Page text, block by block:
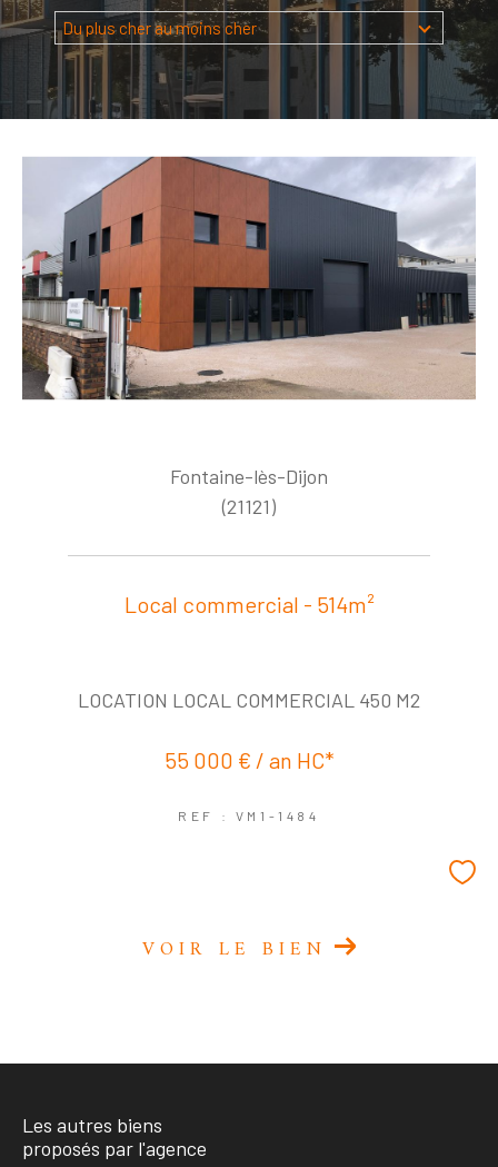
Du plus cher au moins cher
Fontaine-lès-Dijon
(21121)
Local commercial - 514m²
LOCATION LOCAL COMMERCIAL 450 M2
55 000 € / an HC*
REF : VM1-1484
VOIR LE BIEN
Les autres biens
proposés par l'agence
Budget
Budget
Surface
Surface
Pièces
Référence
AFFINER LES CRITÈRES
TERRASSE PARKING PISCINE
COUPS DE COEUR